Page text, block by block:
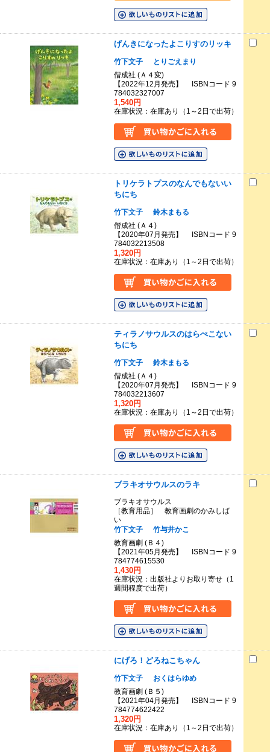
げんきになったよこりすのリッキ
竹下文子
とりごえまり
偕成社 (Ａ４変)
【2022年12月発売】 ISBNコード 9
784032327007
1,540円
在庫状況：在庫あり（1～2日で出荷）
トリケラトプスのなんでもないい
ちにち
竹下文子
鈴木まもる
偕成社 (Ａ４)
【2020年07月発売】 ISBNコード 9
784032213508
1,320円
在庫状況：在庫あり（1～2日で出荷）
ティラノサウルスのはらぺこない
ちにち
竹下文子
鈴木まもる
偕成社 (Ａ４)
【2020年07月発売】 ISBNコード 9
784032213607
1,320円
在庫状況：在庫あり（1～2日で出荷）
ブラキオサウルスのラキ
ブラキオサウルス
［教育用品］ 教育画劇のかみしば
い
竹下文子
竹与井かこ
教育画劇 (Ｂ４)
【2021年05月発売】 ISBNコード 9
784774615530
1,430円
在庫状況：出版社よりお取り寄せ（1
週間程度で出荷）
にげろ！どろねこちゃん
竹下文子
おくはらゆめ
教育画劇 (Ｂ５)
【2021年04月発売】 ISBNコード 9
784774622422
1,320円
在庫状況：在庫あり（1～2日で出荷）